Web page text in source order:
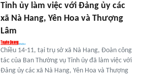
Tỉnh ủy làm việc với Đảng ủy các
xã Nà Hang, Yên Hoa và Thượng
Lâm
Chiều 14-11, tại trụ sở xã Nà Hang, Đoàn công
tác của Ban Thường vụ Tỉnh ủy đã làm việc với
Đảng ủy các xã Nà Hang, Yên Hoa và Thượng